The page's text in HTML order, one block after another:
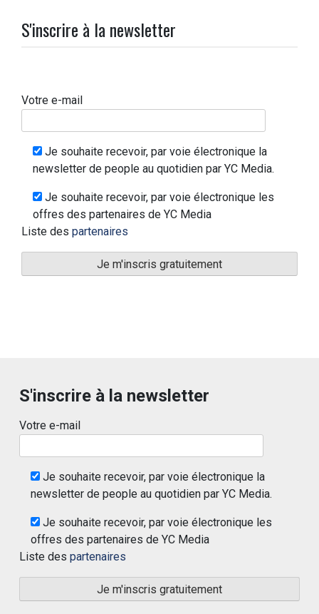
S'inscrire à la newsletter
Votre e-mail
Je souhaite recevoir, par voie électronique la
newsletter de people au quotidien par YC Media.
Je souhaite recevoir, par voie électronique les
offres des partenaires de YC Media
Liste des partenaires
S'inscrire à la newsletter
Votre e-mail
Je souhaite recevoir, par voie électronique la
newsletter de people au quotidien par YC Media.
Je souhaite recevoir, par voie électronique les
offres des partenaires de YC Media
Liste des partenaires